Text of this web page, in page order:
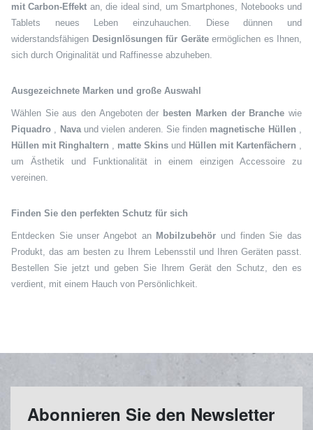
mit Carbon-Effekt an, die ideal sind, um Smartphones, Notebooks und
Tablets neues Leben einzuhauchen. Diese dünnen und
widerstandsfähigen Designlösungen für Geräteermöglichen es Ihnen,
sich durch Originalität und Raffinesse abzuheben.
Ausgezeichnete Marken und große Auswahl
Wählen Sie aus den Angeboten der besten Marken der Branche wie
Piquadro
Navaund vielen anderen. Sie finden magnetische Hüllen
Hüllen mit Ringhaltern
matte Skins und Hüllen mit Kartenfächern
um Ästhetik und Funktionalität in einem einzigen Accessoire zu
vereinen.
Finden Sie den perfekten Schutz für sich
Entdecken Sie unser Angebot an Mobilzubehör und finden Sie das
Produkt, das am besten zu Ihrem Lebensstil und Ihren Geräten passt.
Bestellen Sie jetzt und geben Sie Ihrem Gerät den Schutz, den es
verdient, mit einem Hauch von Persönlichkeit.
Abonnieren Sie den Newsletter